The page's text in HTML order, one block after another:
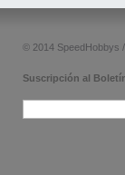
© 2014 SpeedHobbys
Suscripción al